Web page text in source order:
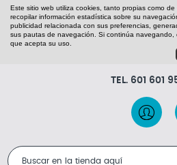
Este sitio web utiliza cookies, tanto propias como de
recopilar información estadística sobre su
publicidad relacionada con sus preferencias,
sus pautas de navegación. Si continúa navegando,
que acepta su uso.
TEL. 601 601